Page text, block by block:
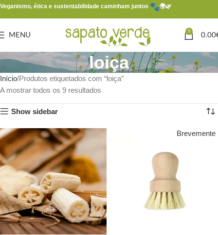
Veganismo, ética e sustentabilidade caminham juntos 🌍🌿
MENU
0
0.00
loiça
Início Produtos etiquetados com “loiça”
A mostrar todos os 9 resultados
Show sidebar
Brevemente